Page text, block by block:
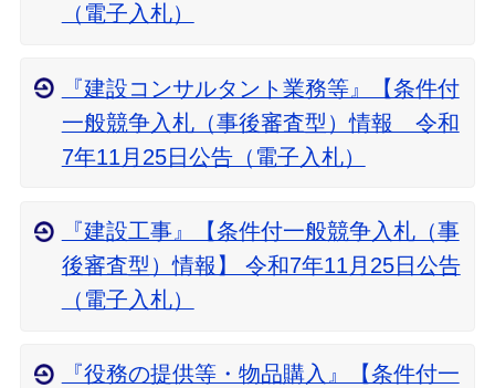
（電子入札）
『建設コンサルタント業務等』【条件付
一般競争入札（事後審査型）情報 令和
7年11月25日公告（電子入札）
『建設工事』【条件付一般競争入札（事
後審査型）情報】 令和7年11月25日公告
（電子入札）
『役務の提供等・物品購入』【条件付一